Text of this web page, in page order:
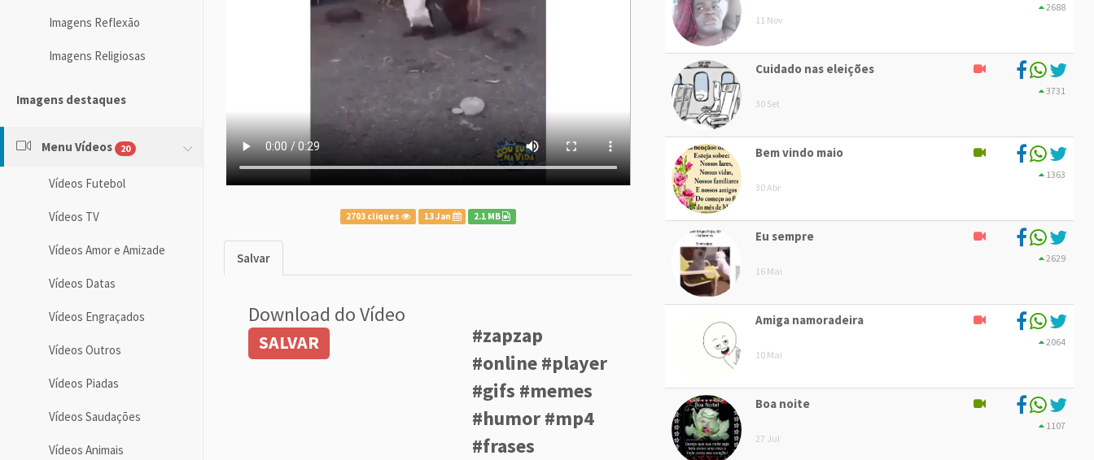
Imagens Reflexão
Imagens Religiosas
Imagens destaques
Menu Vídeos 20
Vídeos Futebol
Vídeos TV
Vídeos Amor e Amizade
Vídeos Datas
Vídeos Engraçados
Vídeos Outros
Vídeos Piadas
Vídeos Saudações
Vídeos Animais
2703 cliques 13 Jan 2.1 MB
Salvar
Download do Vídeo
SALVAR
#zapzap
#online #player
#gifs #memes
#humor #mp4
#frases
11 Nov
2688
Cuidado nas eleições
30 Set
3731
Bem vindo maio
30 Abr
1363
Eu sempre
16 Mai
2629
Amiga namoradeira
10 Mai
2064
Boa noite
27 Jul
1107